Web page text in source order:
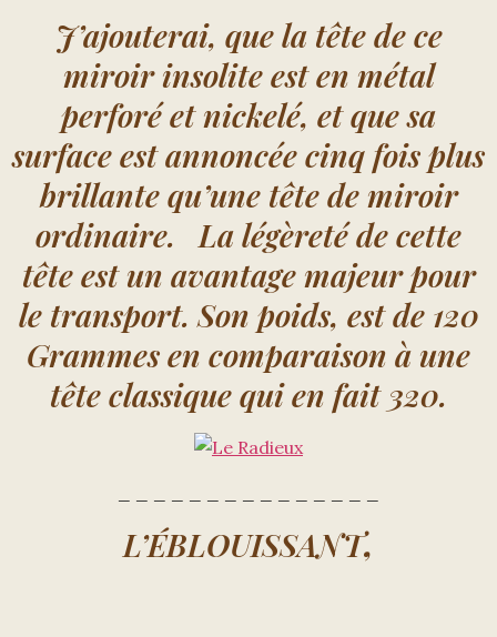
J’ajouterai, que la tête de ce
miroir insolite est en métal
perforé et nickelé, et que sa
surface est annoncée cinq fois plus
brillante qu’une tête de miroir
ordinaire. La légèreté de cette
tête est un avantage majeur pour
le transport. Son poids, est de 120
Grammes en comparaison à une
tête classique qui en fait 320.
L’ÉBLOUISSANT,